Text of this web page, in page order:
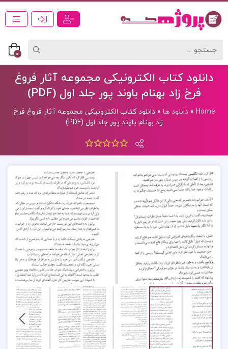
0
دانلود کتاب الکترونیکی مجموعه آثار فروغ
فرخ زاد بهنام باوند پور جلد اول (PDF)
Home
»دانلود ها »دانلود کتاب الکترونیکی مجموعه آثار فروغ فرخ
زاد بهنام باوند پور جلد اول (PDF)